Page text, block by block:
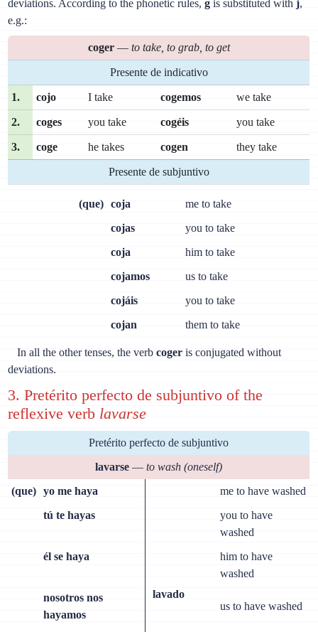
deviations. According to the phonetic rules,g is substituted withj,
e.g.:
coger— to take, to grab, to get
Presente de indicativo
1. cojo I take cogemos we take
2. coges you take cogéis you take
3. coge he takes cogen they take
Presente de subjuntivo
(que) coja
me to take
cojas
you to take
coja
him to take
cojamos
us to take
cojáis
you to take
cojan
them to take
In all the other tenses, the verb coger is conjugated without
deviations.
3. Pretérito perfecto de subjuntivo of the
reflexive verb lavarse
Pretérito perfecto de subjuntivo
lavarse —to wash (oneself)
(que)
yo me haya
lavado
me to have washed
tú te hayas
you to have
washed
él se haya
him to have
washed
nosotros nos
hayamos
us to have washed